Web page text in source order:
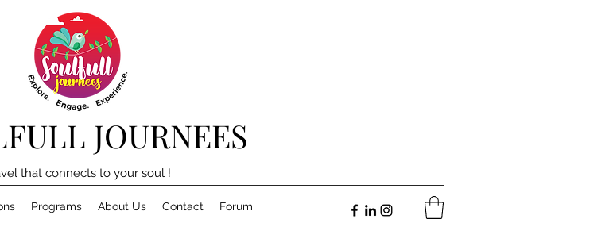
JOURNEES
that connects to your soul !
Programs About Us Contact Forum